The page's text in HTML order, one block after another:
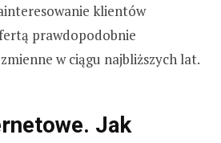
klientów
prawdopodobnie
w ciągu najbliższych lat.
Jak